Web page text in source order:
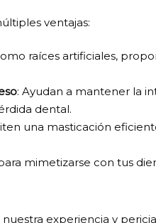
ventajas:
raíces artificiales,
: Ayudan a mantener la
dental.
una masticación
mimetizarse con tus
nuestra experiencia y